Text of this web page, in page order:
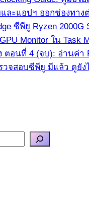
ละแอปฯ ออกช่องทาง
ซีพียู Ryzen
Monitor ใน Task
ตอนที่ 4 (จบ): อ่านค่า
วจสอบซีพียู มีแล้ว ดูยั